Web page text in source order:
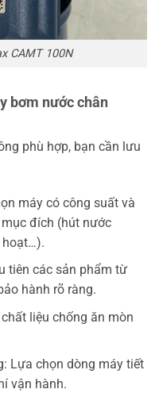
CAMT 100N
bơm nước chân
phù hợp, bạn cần lưu
máy có công suất và
đích (hút nước
hoạt…).
tiên các sản phẩm từ
hành rõ ràng.
liệu chống ăn mòn
Lựa chọn dòng máy tiết
vận hành.